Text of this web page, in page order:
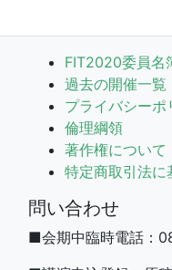
FIT2020委員名
過去の開催一覧
プライバシーポ
倫理綱領
著作権について
特定商取引法に
問い合わせ
■会期中臨時電話：